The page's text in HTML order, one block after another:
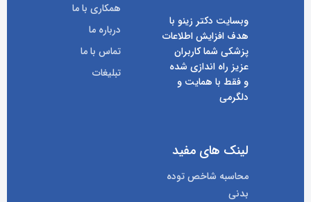
وبسایت دکتر زینو با
هدف افزایش اطلاعات
پزشکی شما کاربران
عزیز راه اندازی شده
و فقط با همایت و
دلگرمی
همکاری با ما
درباره ما
تماس با ما
تبلیغات
لینک های مفید
محاسبه شاخص توده
بدنی